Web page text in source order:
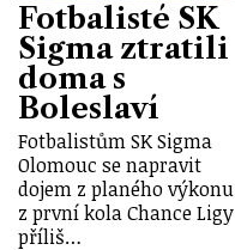
Fotbalisté SK
Sigma ztratili
doma s
Boleslaví
Fotbalistům SK Sigma
Olomouc se napravit
dojem z planého výkonu
z první kola Chance Ligy
příliš…